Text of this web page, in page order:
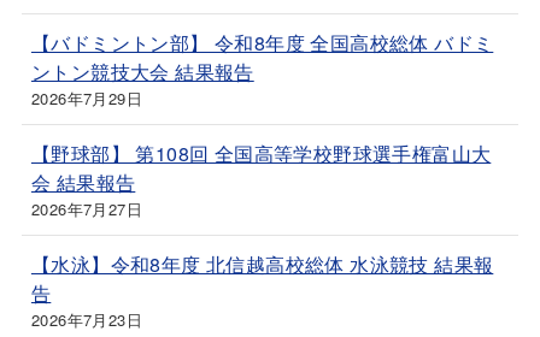
【バドミントン部】 令和8年度 全国高校総体 バドミ
ントン競技大会 結果報告
2026年7月29日
【野球部】 第108回 全国高等学校野球選手権富山大
会 結果報告
2026年7月27日
【水泳】令和8年度 北信越高校総体 水泳競技 結果報
告
2026年7月23日